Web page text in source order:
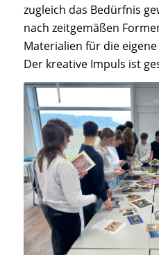
zugleich das Bedürfnis
nach zeitgemäßen
Materialien für die
Der kreative Impuls ist